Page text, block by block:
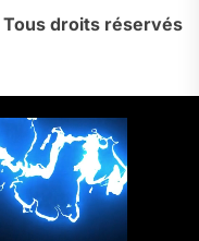
Tous droits réservés